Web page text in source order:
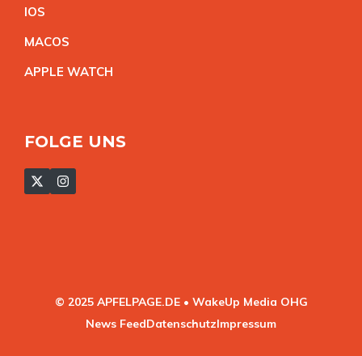
IOS
MACOS
APPLE WATCH
FOLGE UNS
© 2025 APFELPAGE.DE • WakeUp Media OHG
News FeedDatenschutzImpressum